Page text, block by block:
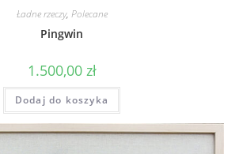
Ładne rzeczy, Polecane
Pingwin
1.500,00 zł
Dodaj do koszyka